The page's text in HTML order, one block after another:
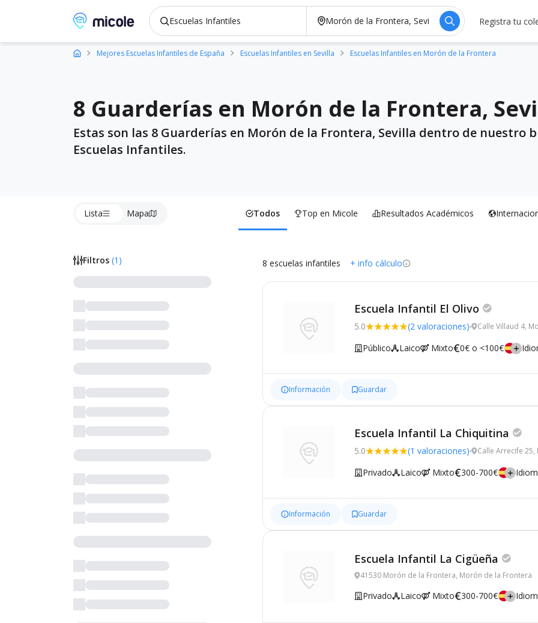
Micole, buscador de colegios Registra tu
Mejores Escuelas Infantiles de España Escuelas Infantiles en Sevilla Escuelas Infantiles en Morón de la Frontera
8 Guarderías en Morón de la Frontera,
Estas son las 8 Guarderías en Morón de la Frontera, Sevilla dentro de nuestro
Escuelas Infantiles.
Lista Mapa Todos Top en Micole Resultados Académicos
Filtros (1 ) 8 escuelas infantiles + info cálculo
Escuela Infantil El Olivo
5.0 (2 valoraciones) Calle Villaud 4,
Público Laico Mixto 0€ o <100€
Información Guardar
Escuela Infantil La Chiquitina
5.0 (1 valoraciones) Calle Arrecife
Privado Laico Mixto 300-700€
Información Guardar
Escuela Infantil La Cigüeña
41530 Morón de la Frontera, Morón de la Frontera
Privado Laico Mixto 300-700€